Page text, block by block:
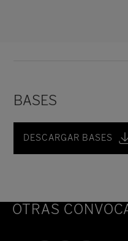
BASES
DESCARGAR BASES
OTRAS